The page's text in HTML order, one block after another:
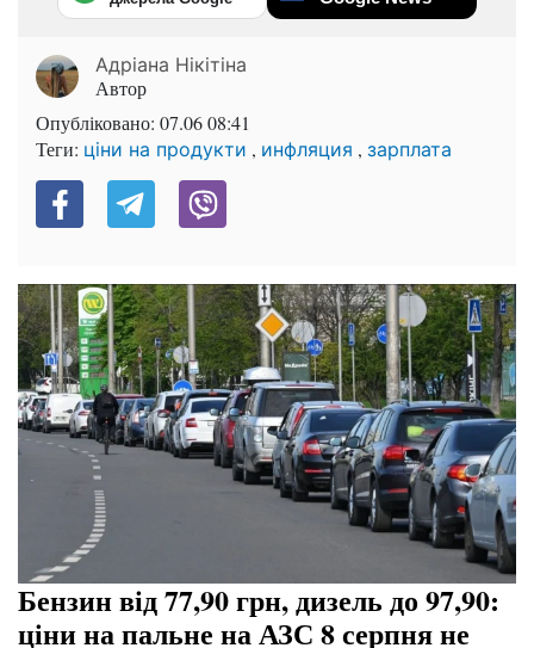
Адріана Нікітіна
Автор
Опубліковано: 07.06 08:41
Теги: ціни на продукти , инфляция , зарплата
Бензин від 77,90 грн, дизель до 97,90:
ціни на пальне на АЗС 8 серпня не